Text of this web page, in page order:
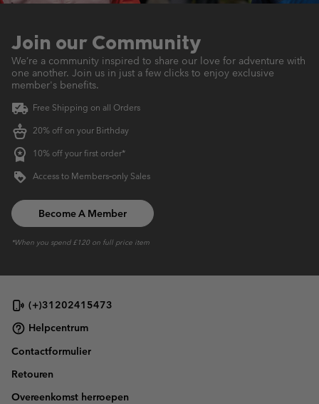
Join our Community
We’re a community inspired to share our love for adventure with
one another. Join us in just a few clicks to enjoy exclusive
member's benefits.
Free Shipping on all Orders
20% off on your Birthday
10% off your first order*
Access to Members‑only Sales
Become A Member
*When you spend £120 on full price item
(+)31202415473
Helpcentrum
Contactformulier
Retouren
Overeenkomst herroepen